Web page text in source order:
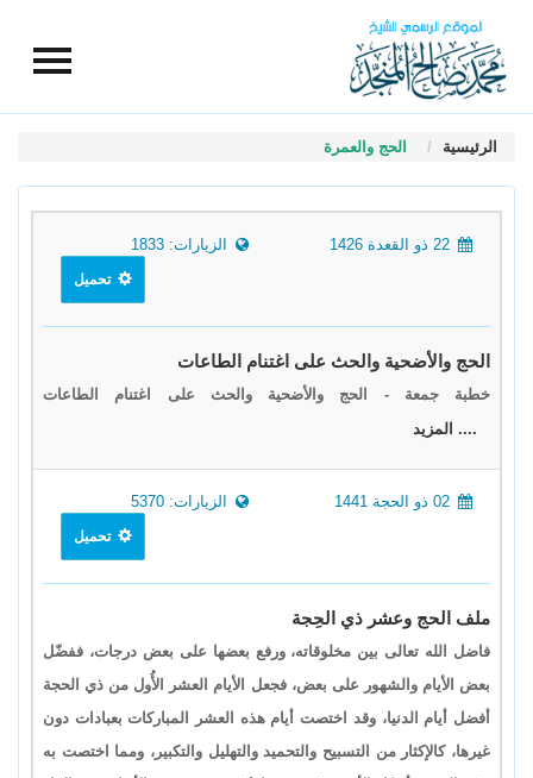
الرئيسية الحج والعمرة
الزيارات: 1833
تحميل
الحج والأضحية والحث على اغتنام الطاعات
خطبة جمعة - الحج والأضحية والحث على اغتنام الطاعات
.... المزيد
الزيارات: 5370
تحميل
ملف الحج وعشر ذي الحِجة
فاضل الله تعالى بين مخلوقاته، ورفع بعضها على بعض درجات، ففضّل
بعض الأيام والشهور على بعض، فجعل الأيام العشر الأُول من ذي الحجة
أفضل أيام الدنيا، وقد اختصت أيام هذه العشر المباركات بعبادات دون
غيرها، كالإكثار من التسبيح والتحميد والتهليل والتكبير، ومما اختصت به